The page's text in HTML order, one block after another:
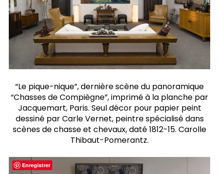
“Le pique-nique”, dernière scène du panoramique
“Chasses de Compiègne”, imprimé à la planche par
Jacquemart, Paris. Seul décor pour papier peint
dessiné par Carle Vernet, peintre spécialisé dans
scènes de chasse et chevaux, daté 1812-15. Carolle
Thibaut-Pomerantz.
Enregistrer